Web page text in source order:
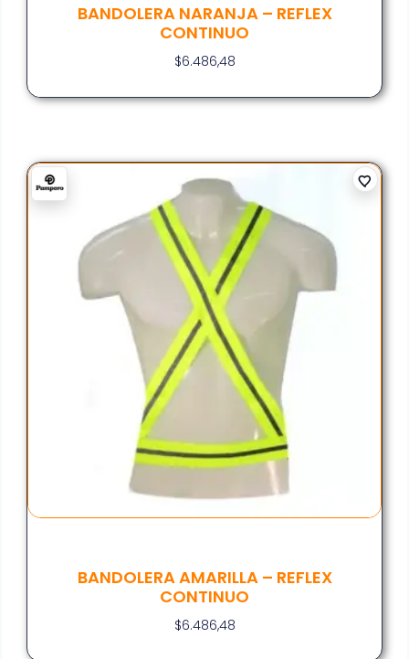
BANDOLERA NARANJA – REFLEX
CONTINUO
$6.486,48
BANDOLERA AMARILLA – REFLEX
CONTINUO
$6.486,48